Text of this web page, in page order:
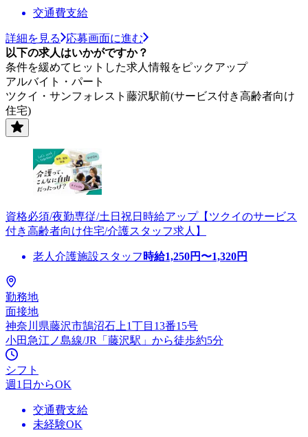
交通費支給
詳細を見る
応募画面に進む
以下の求人はいかがですか？
条件を緩めてヒットした求人情報をピックアップ
アルバイト・パート
ツクイ・サンフォレスト藤沢駅前(サービス付き高齢者向け
住宅)
資格必須/夜勤専従/土日祝日時給アップ【ツクイのサービス
付き高齢者向け住宅/介護スタッフ求人】
老人介護施設スタッフ 時給1,250円〜1,320円
勤務地
面接地
神奈川県藤沢市鵠沼石上1丁目13番15号
小田急江ノ島線/JR「藤沢駅」から徒歩約5分
シフト
週1日からOK
交通費支給
未経験OK